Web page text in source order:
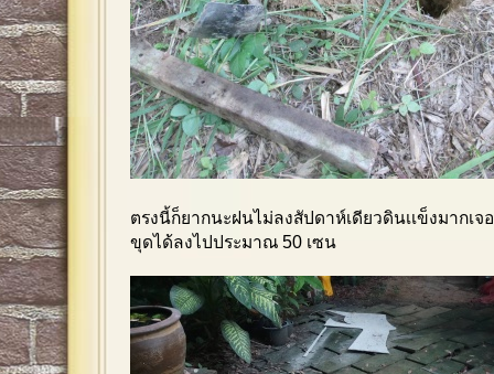
ตรงนี้ก็ยากนะฝนไม่ลงสัปดาห์เดียวดินเเข็งมากเ
ขุดได้ลงไปประมาณ 50 เซน